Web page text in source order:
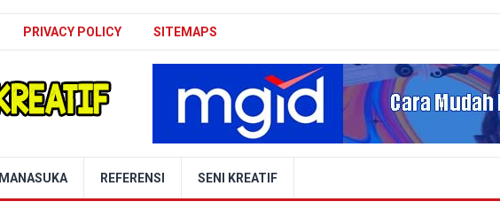
PRIVACY POLICY SITEMAPS
MANASUKA REFERENSI SENI KREATIF